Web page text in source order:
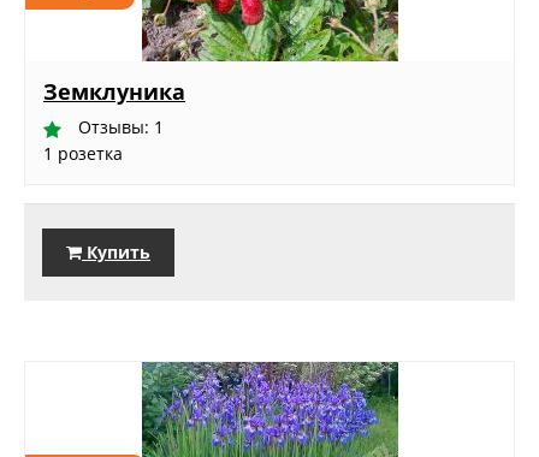
Земклуника
Отзывы: 1
1 розетка
Купить